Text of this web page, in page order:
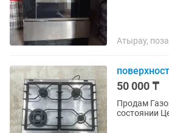
Атырау,
50 000 ₸
Продам
состоянии